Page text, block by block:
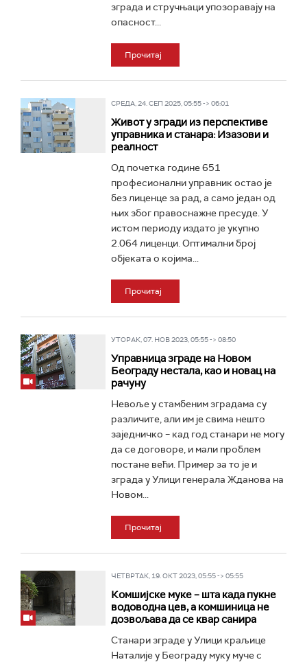
зграда и стручњаци упозоравају на
опасност...
Прочитај
СРЕДА, 24. СЕП 2025, 05:55 -> 06:01
Живот у згради из перспективе
управника и станара: Изазови и
реалност
Од почетка године 651
професионални управник остао је
без лиценце за рад, а само један од
њих због правоснажне пресуде. У
истом периоду издато је укупно
2.064 лиценци. Оптимални број
објеката о којима...
Прочитај
УТОРАК, 07. НОВ 2023, 05:55 -> 08:50
Управница зграде на Новом
Београду нестала, као и новац на
рачуну
Невоље у стамбеним зградама су
различите, али им је свима нешто
заједничко – кад год станари не могу
да се договоре, и мали проблем
постане већи. Пример за то је и
зграда у Улици генерала Жданова на
Новом...
Прочитај
ЧЕТВРТАК, 19. ОКТ 2023, 05:55 -> 05:55
Комшијске муке – шта када пукне
водоводна цев, а комшиница не
дозвољава да се квар санира
Станари зграде у Улици краљице
Наталије у Београду муку муче с